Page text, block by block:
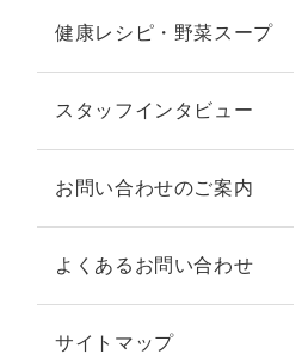
健康レシピ・野菜スープ
スタッフインタビュー
お問い合わせのご案内
よくあるお問い合わせ
サイトマップ